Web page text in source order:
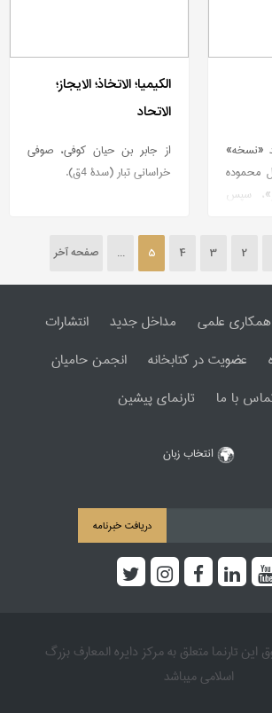
«نسخه»
سپس
الكیمیا؛ الاتخاذ؛ الایجاز؛
الاتحاد
از جابر بن حیان كوفی، صوفی
خراسانی تبار (سدۀ 4ق).
2
3
4
5
... صفحه آخر
همکاری علمی مداخل جدید
انتشارات
عضویت در کتابخانه
انجمن حامیان
با ما
تارنمای پیشین
انتخاب زبان
دریافت خبرنامه
حقوق این تارنما متعلق به مرکز دایره المعارف بزرگ
اسلامی میباشد